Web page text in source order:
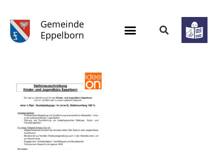
Gemeinde
Eppelborn